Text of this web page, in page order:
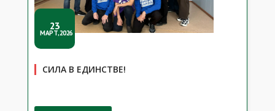
23
МАРТ,2026
СИЛА В ЕДИНСТВЕ!